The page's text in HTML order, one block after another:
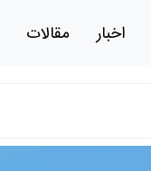
اخبار مقالات